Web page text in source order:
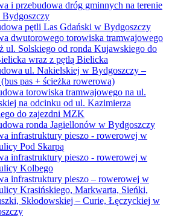
i przebudowa dróg gminnych na terenie
Bydgoszczy
pętli Las Gdański w Bydgoszczy
dwutorowego torowiska tramwajowego
ul. Solskiego od ronda Kujawskiego do
wraz z pętlą Bielicka
ul. Nakielskiej w Bydgoszczy –
pas + ścieżka rowerowa)
torowiska tramwajowego na ul.
na odcinku od ul. Kazimierza
do zajezdni MZK
ronda Jagiellonów w Bydgoszczy
infrastruktury pieszo - rowerowej w
Pod Skarpą
infrastruktury pieszo - rowerowej w
Kolbego
infrastruktury pieszo – rowerowej w
Krasińskiego, Markwarta, Sieńki,
Skłodowskiej – Curie, Łęczyckiej w